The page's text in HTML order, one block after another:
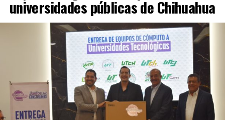
universidades públicas de Chihuahua